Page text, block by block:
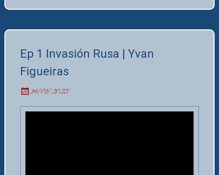
Ep 1 Invasión Rusa | Yvan
Figueiras
14/01/2025